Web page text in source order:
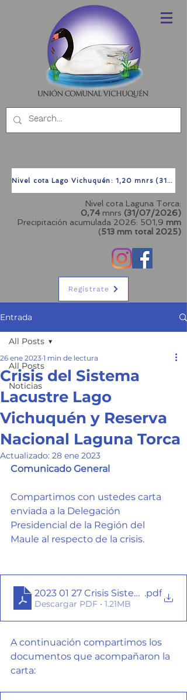
Nivel cota Lago Vichuquén: 1,20 mnrs (31/07/2026)
Nivel cota Laguna Torca:
0,74mnrs (31/07/2026)
Precipitación acumulada 2026: 501,9 mm
(513 mm total 2025)
Regístrate
Entrada
All Posts
Noticias
All Posts
Crisis del Sistema
Lacustre Lago
Vichuquén y Reserva
Nacional Laguna Torca
26 ene 2023 1 min de lectura
Actualizado: 28 ene 2023
Comunicado General
Compartimos con ustedes carta
enviada a la Delegación
Presidencial de la Región del
Maule al respecto de la crisis.
2023 01 27 Crisis Sistema.pdf
Descargar PDF • 1.21MB
A continuación compartimos los
documentos que acompañaron la
carta: